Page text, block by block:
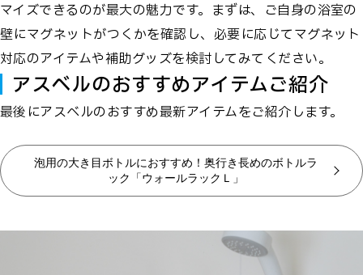
マイズできるのが最大の魅力です。まずは、ご自身の浴室の
壁にマグネットがつくかを確認し、必要に応じてマグネット
対応のアイテムや補助グッズを検討してみてください。
アスベルのおすすめアイテムご紹介
最後にアスベルのおすすめ最新アイテムをご紹介します。
泡用の大き目ボトルにおすすめ！奥行き長めのボトルラ
ック「ウォールラックＬ」